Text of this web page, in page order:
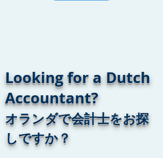
Looking for a Dutch
Accountant?
オランダで会計士をお探
しですか？